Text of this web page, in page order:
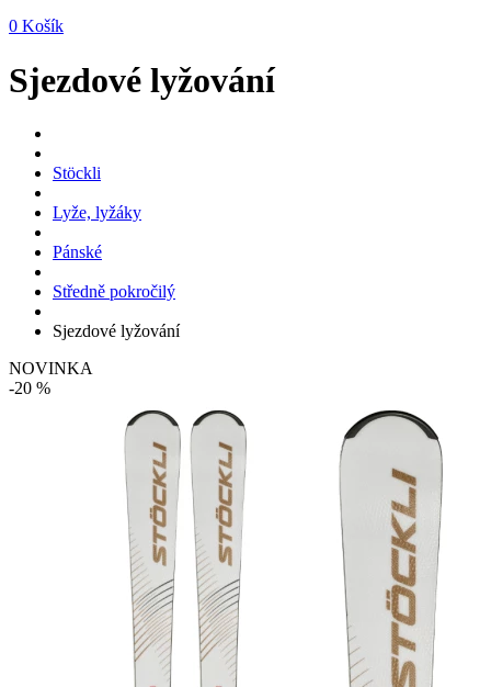
0 Košík
Sjezdové lyžování
Stöckli
Lyže, lyžáky
Pánské
Středně pokročilý
Sjezdové lyžování
NOVINKA
-20 %